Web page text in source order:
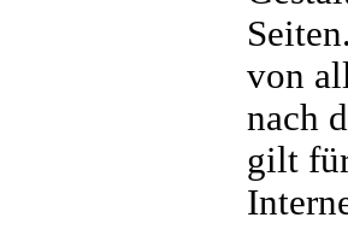
von
nach
gilt